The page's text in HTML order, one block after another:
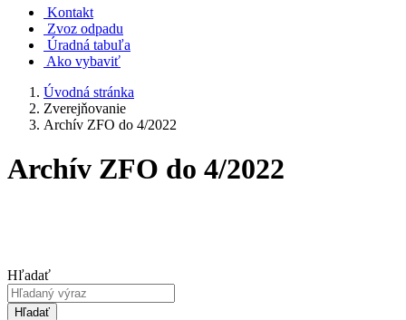
Kontakt
Zvoz odpadu
Úradná tabuľa
Ako vybaviť
Úvodná stránka
Zverejňovanie
Archív ZFO do 4/2022
Archív ZFO do 4/2022
Hľadať
Hľadať